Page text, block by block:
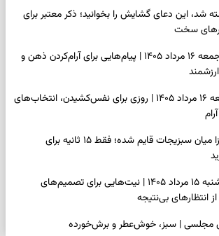
شد، این دعای گشایش را بخوانید؛ ذکر معتبر برای
سخت
فال فرشتگان امروز جمعه ۱۶ مرداد ۱۴۰۵ | پیام‌هایی برای آرام‌کردن ذهن و
فال روزانه امروز جمعه ۱۶ مرداد ۱۴۰۵ | روزی برای نفس‌کشیدن، انتخاب‌های
بازی فکری | تکه پیتزا میان سبزیجات قایم شده؛ فقط ۱۵ ثانیه برای
فال ابجد امروز پنجشنبه ۱۵ مرداد ۱۴۰۵ | نیت‌هایی برای تصمیم‌های
انتظارهای بی‌نتیجه
مجلسی | سبز، خوش‌عطر و برش‌خورده